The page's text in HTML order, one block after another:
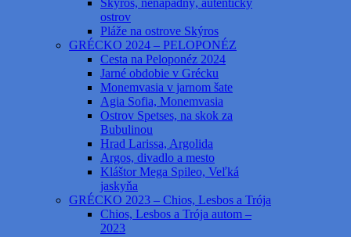
Skýros, nenápadný, autentický
ostrov
Pláže na ostrove Skýros
GRÉCKO 2024 – PELOPONÉZ
Cesta na Peloponéz 2024
Jarné obdobie v Grécku
Monemvasia v jarnom šate
Agia Sofia, Monemvasia
Ostrov Spetses, na skok za
Bubulinou
Hrad Larissa, Argolida
Argos, divadlo a mesto
Kláštor Mega Spileo, Veľká
jaskyňa
GRÉCKO 2023 – Chios, Lesbos a Trója
Chios, Lesbos a Trója autom –
2023